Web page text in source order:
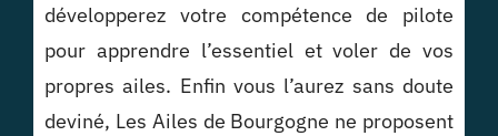
développerez votre compétence de pilote
pour apprendre l’essentiel et voler de vos
propres ailes. Enfin vous l’aurez sans doute
deviné, Les Ailes de Bourgogne ne proposent